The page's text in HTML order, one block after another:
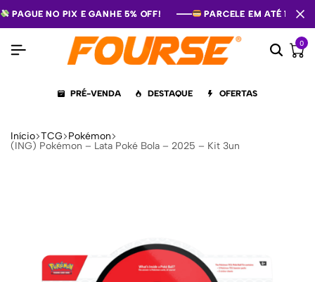
PAGUE NO PIX E GANHE 5% OFF! PARCELE EM ATÉ 12X
PAGUE NO PIX E GANHE 5% OFF! PARCELE EM ATÉ 12X
PAGUE NO PIX E GANHE 5% OFF! PARCELE EM ATÉ 12X
0
PRÉ-VENDA DESTAQUE OFERTAS
Início TCG Pokémon
(ING) Pokémon – Lata Poké Bola – 2025 – Kit 3un